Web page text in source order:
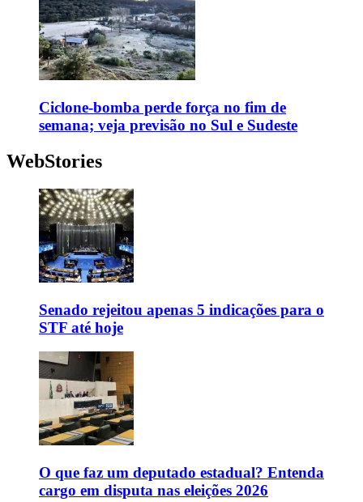
Ciclone-bomba perde força no fim de
semana; veja previsão no Sul e Sudeste
WebStories
Senado rejeitou apenas 5 indicações para o
STF até hoje
O que faz um deputado estadual? Entenda
cargo em disputa nas eleições 2026